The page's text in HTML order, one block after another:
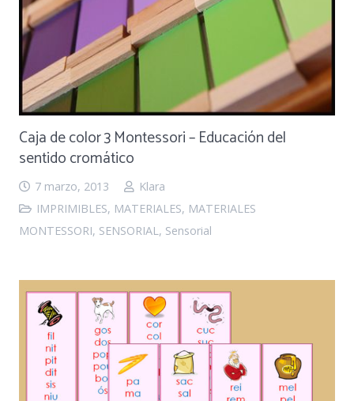
Caja de color 3 Montessori – Educación del
sentido cromático
7 marzo, 2013
Klara
IMPRIMIBLES, MATERIALES, MATERIALES
MONTESSORI, SENSORIAL , Sensorial